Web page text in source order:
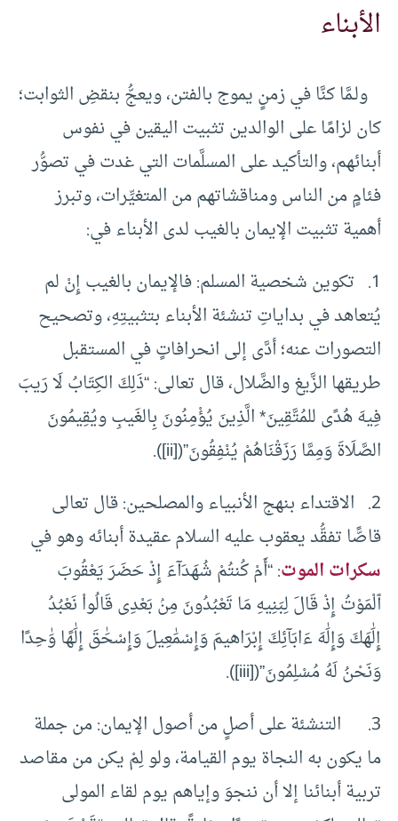
الأبناء
ولـمَّا كنَّا في زمنٍ يموج بالفتن، ويعجُّ بنقضِ الثوابت؛
كان لزامًا على الوالدين تثبيت اليقين في نفوس
أبنائهم، والتأكيد على المسلَّمات التي غدت في تصوُّر
فئامٍ من الناس ومناقشاتهم من المتغيِّرات، وتبرز
أهمية تثبيت الإيمان بالغيب لدى الأبناء في:
1. تكوين شخصية المسلم: فالإيمان بالغيب إِنْ لم
يُتعاهد في بداياتِ تنشئة الأبناء بتثبيتِهِ، وتصحيح
التصورات عنه؛ أدَّى إلى انحرافاتٍ في المستقبل
طريقها الزَّيغ والضَّلال، قال تعالى: “ذَلِكَ الكِتَابُ لَا رَيبَ
فِيهَ هُدًى للمُتَّقِينَ* الَّذِينَ يُؤْمِنُونَ بِالغَيبِ ويُقِيمُونَ
الصَّلَاةَ وَمِمَّا رَزَقْنَاهُمْ يُنْفِقُونَ”([ii]).
2. الاقتداء بنهج الأنبياء والمصلحين: قال تعالى
قاصًّا تفقُّد يعقوب عليه السلام عقيدة أبنائه وهو في
سكرات الموت: “أَمْ كُنتُمْ شُهَدَآءَ إِذْ حَضَرَ يَعْقُوبَ
ٱلْمَوْتُ إِذْ قَالَ لِبَنِيهِ مَا تَعْبُدُونَ مِنۢ بَعْدِى قَالُواْ نَعْبُدُ
إِلَٰهَكَ وَإِلَٰهَ ءَابَآئِكَ إِبْرَاهيمَ وَإِسْمَٰعِيلَ وَإِسْحَٰقَ إِلَٰهًا وَٰحِدًا
وَنَحْنُ لَهُ مُسْلِمُونَ”([iii]).
3. التنشئة على أصلٍ من أصول الإيمان: من جملة
ما يكون به النجاة يوم القيامة، ولو لِمْ يكن من مقاصد
تربية أبنائنا إلا أن ننجوَ وإياهم يوم لقاء المولى